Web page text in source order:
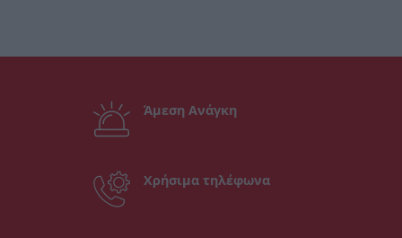
Άμεση Ανάγκη
Χρήσιμα τηλέφωνα